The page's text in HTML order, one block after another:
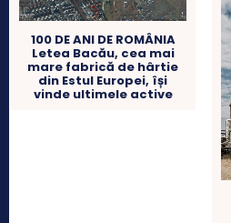
100 DE ANI DE ROMÂNIA
Letea Bacău, cea mai
mare fabrică de hârtie
din Estul Europei, își
vinde ultimele active